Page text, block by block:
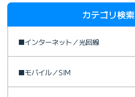
カテゴリ検索
■インターネット／光回線
■モバイル／SIM